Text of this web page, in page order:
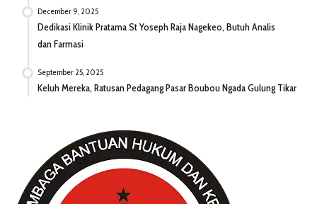
December 9, 2025
Dedikasi Klinik Pratama St Yoseph Raja Nagekeo, Butuh Analis
dan Farmasi
September 25, 2025
Keluh Mereka, Ratusan Pedagang Pasar Boubou Ngada Gulung Tikar